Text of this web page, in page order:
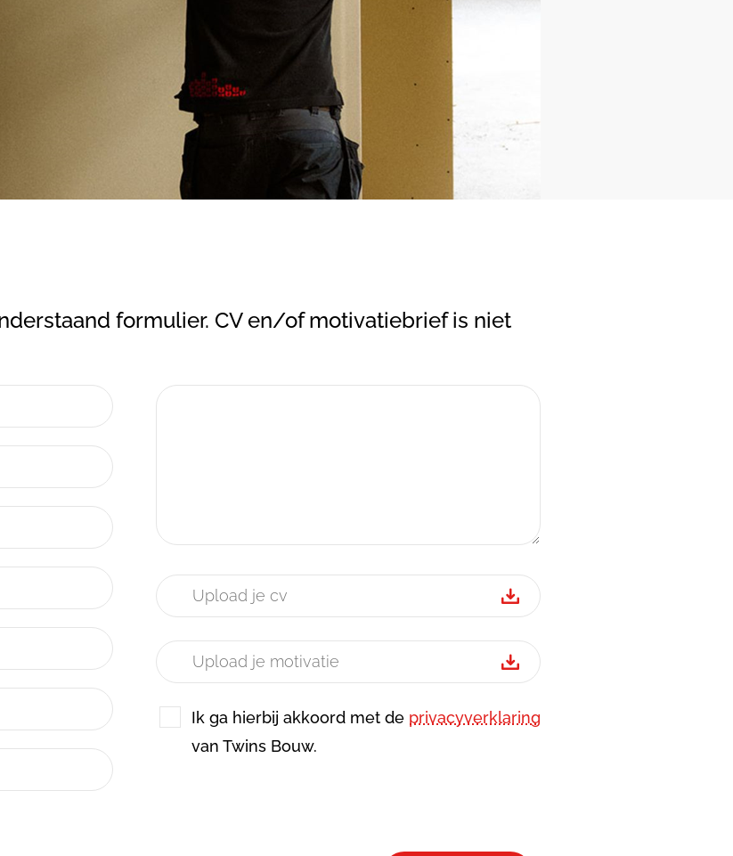
formulier. CV en/of motivatiebrief is niet
Ik ga hierbij akkoord met de privacyverklaring
van Twins Bouw.